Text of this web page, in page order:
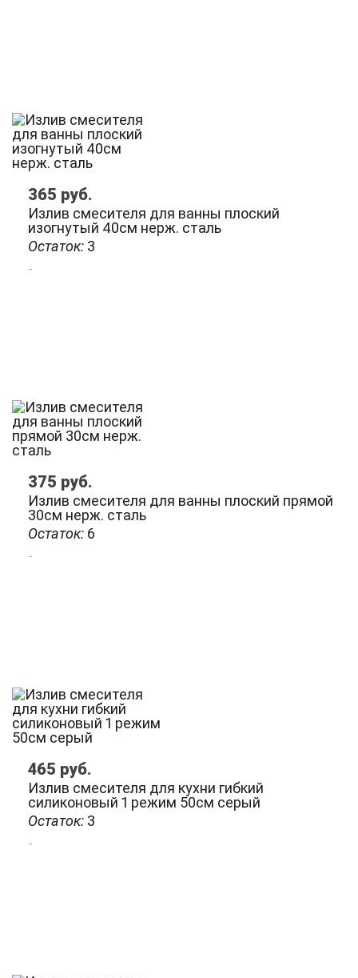
Остаток: 3
Излив смесителя для ванны плоский
изогнутый 40см нерж. сталь
365 руб.
Остаток: 6
Излив смесителя для ванны плоский прямой
30см нерж. сталь
375 руб.
Остаток: 3
Излив смесителя для кухни гибкий
силиконовый 1 режим 50см серый
465 руб.